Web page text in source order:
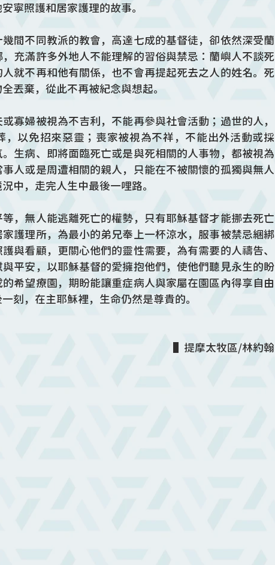
寧照護和居家護理的故事。
間不同教派的教會，高達七成的基督徒，卻依然深受蘭
充滿許多外地人不能理解的習俗與禁忌：蘭嶼人不談死
就不再和他有關係，也不會再提起死去之人的姓名。死
丟棄，從此不再被紀念與想起。
寡婦被視為不吉利，不能再參與社會活動；過世的人，
，以免招來惡靈；喪家被視為不祥，不能出外活動或採
生病、即將面臨死亡或是與死相關的人事物，都被視為
人或是周遭相關的親人，只能在不被關懷的孤獨與無人
中，走完人生中最後一哩路。
，無人能逃離死亡的權勢，只有耶穌基督才能挪去死亡
護理所，為最小的弟兄奉上一杯涼水，服事被禁忌綑綁
與看顧，更關心他們的靈性需要，為有需要的人禱告、
平安，以耶穌基督的愛擁抱他們，使他們聽見永生的盼
希望療園，期盼能讓重症病人與家屬在園區內得享自由
刻，在主耶穌裡，生命仍然是尊貴的。
▌提摩太牧區/林約翰